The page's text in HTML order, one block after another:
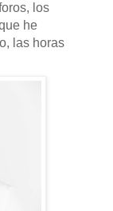
los
he
las horas